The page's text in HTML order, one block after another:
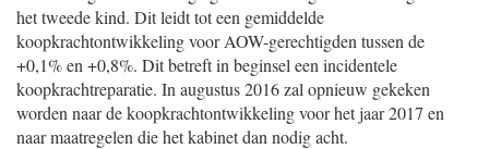
het tweede kind. Dit leidt tot een gemiddelde
koopkrachtontwikkeling voor AOW-gerechtigden tussen de
+0,1% en +0,8%. Dit betreft in beginsel een incidentele
koopkrachtreparatie. In augustus 2016 zal opnieuw gekeken
worden naar de koopkrachtontwikkeling voor het jaar 2017 en
naar maatregelen die het kabinet dan nodig acht.